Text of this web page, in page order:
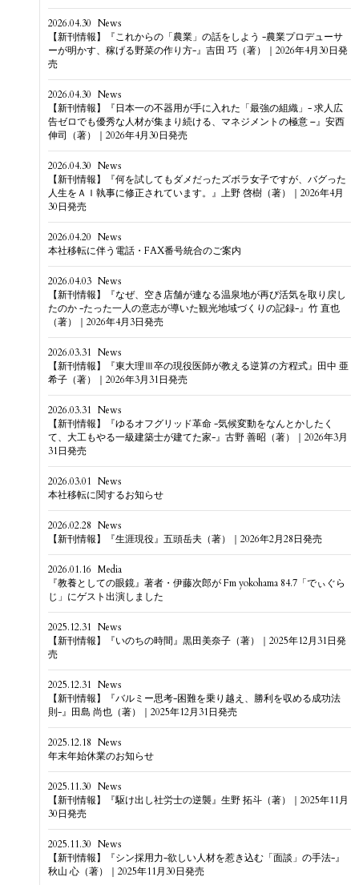
2026.04.30 News
【新刊情報】『これからの「農業」の話をしよう -農業プロデューサ
ーが明かす、稼げる野菜の作り方-』吉田 巧（著）｜2026年4月30日発
売
2026.04.30 News
【新刊情報】『日本一の不器用が手に入れた「最強の組織」- 求人広
告ゼロでも優秀な人材が集まり続ける、マネジメントの極意 –』安西
伸司（著）｜2026年4月30日発売
2026.04.30 News
【新刊情報】『何を試してもダメだったズボラ女子ですが、バグった
人生をＡＩ執事に修正されています。』上野 啓樹（著）｜2026年4月
30日発売
2026.04.20 News
本社移転に伴う電話・FAX番号統合のご案内
2026.04.03 News
【新刊情報】『なぜ、空き店舗が連なる温泉地が再び活気を取り戻し
たのか -たった一人の意志が導いた観光地域づくりの記録-』竹 直也
（著）｜2026年4月3日発売
2026.03.31 News
【新刊情報】『東大理Ⅲ卒の現役医師が教える逆算の方程式』田中 亜
希子（著）｜2026年3月31日発売
2026.03.31 News
【新刊情報】『ゆるオフグリッド革命 -気候変動をなんとかしたく
て、大工もやる一級建築士が建てた家-』古野 善昭（著）｜2026年3月
31日発売
2026.03.01 News
本社移転に関するお知らせ
2026.02.28 News
【新刊情報】『生涯現役』五頭岳夫（著）｜2026年2月28日発売
2026.01.16 Media
『教養としての眼鏡』著者・伊藤次郎が Fm yokohama 84.7「でぃぐら
じ」にゲスト出演しました
2025.12.31 News
【新刊情報】『いのちの時間』黒田美奈子（著）｜2025年12月31日発
売
2025.12.31 News
【新刊情報】『バルミー思考-困難を乗り越え、勝利を収める成功法
則-』田島 尚也（著）｜2025年12月31日発売
2025.12.18 News
年末年始休業のお知らせ
2025.11.30 News
【新刊情報】『駆け出し社労士の逆襲』生野 拓斗（著）｜2025年11月
30日発売
2025.11.30 News
【新刊情報】『シン採用力-欲しい人材を惹き込む「面談」の手法-』
秋山 心（著）｜2025年11月30日発売